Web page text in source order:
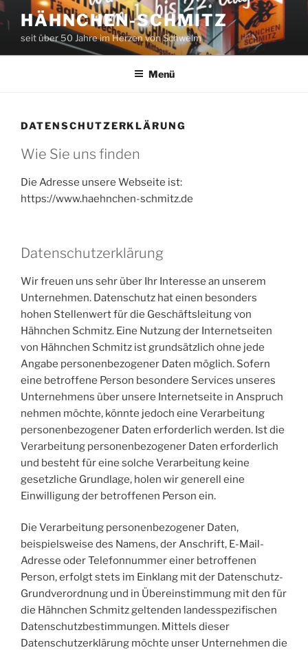
Zum
Inhalt
springen
HÄHNCHEN-SCHMITZ
seit über 50 Jahre im Herzen von Schwelm
Menü
DATENSCHUTZERKLÄRUNG
Wie Sie uns finden
Die Adresse unsere Webseite ist:
https://www.haehnchen-schmitz.de
Datenschutzerklärung
Wir freuen uns sehr über Ihr Interesse an unserem
Unternehmen. Datenschutz hat einen besonders
hohen Stellenwert für die Geschäftsleitung von
Hähnchen Schmitz. Eine Nutzung der Internetseiten
von Hähnchen Schmitz ist grundsätzlich ohne jede
Angabe personenbezogener Daten möglich. Sofern
eine betroffene Person besondere Services unseres
Unternehmens über unsere Internetseite in Anspruch
nehmen möchte, könnte jedoch eine Verarbeitung
personenbezogener Daten erforderlich werden. Ist die
Verarbeitung personenbezogener Daten erforderlich
und besteht für eine solche Verarbeitung keine
gesetzliche Grundlage, holen wir generell eine
Einwilligung der betroffenen Person ein.
Die Verarbeitung personenbezogener Daten,
beispielsweise des Namens, der Anschrift, E-Mail-
Adresse oder Telefonnummer einer betroffenen
Person, erfolgt stets im Einklang mit der Datenschutz-
Grundverordnung und in Übereinstimmung mit den für
die Hähnchen Schmitz geltenden landesspezifischen
Datenschutzbestimmungen. Mittels dieser
Datenschutzerklärung möchte unser Unternehmen die